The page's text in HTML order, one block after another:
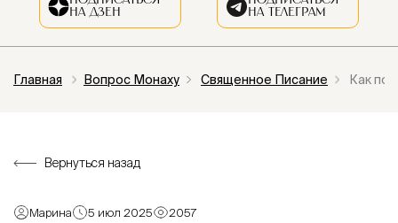
НА ДЗЕН
НА ТЕЛЕГРАМ
Главная Вопрос Монаху Священное Писание Как
Вернуться назад
Марина 5 июл 2025 2057